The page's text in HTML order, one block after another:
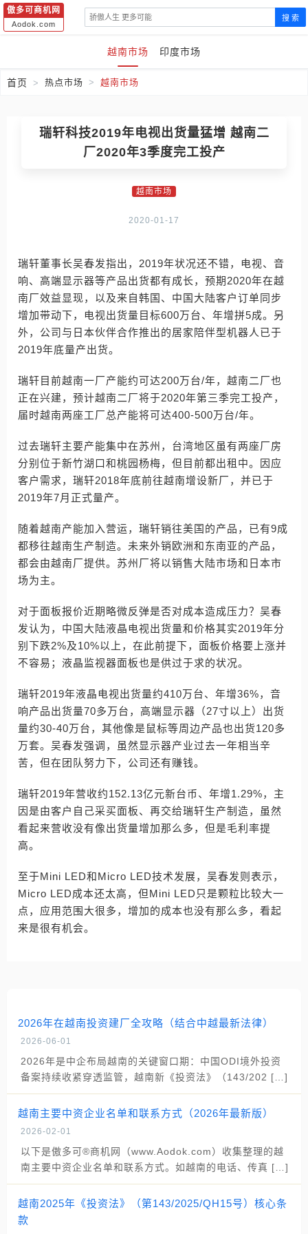
傲多可商机网
Aodok.com
搜 索
越南市场 印度市场
首页 热点市场 越南市场
瑞轩科技2019年电视出货量猛增 越南二
厂2020年3季度完工投产
越南市场
2020-01-17
瑞轩董事长吴春发指出，2019年状况还不错，电视、音
响、高端显示器等产品出货都有成长，预期2020年在越
南厂效益显现，以及来自韩国、中国大陆客户订单同步
增加带动下，电视出货量目标600万台、年增拼5成。另
外，公司与日本伙伴合作推出的居家陪伴型机器人已于
2019年底量产出货。
瑞轩目前越南一厂产能约可达200万台/年，越南二厂也
正在兴建，预计越南二厂将于2020年第三季完工投产，
届时越南两座工厂总产能将可达400-500万台/年。
过去瑞轩主要产能集中在苏州，台湾地区虽有两座厂房
分别位于新竹湖口和桃园杨梅，但目前都出租中。因应
客户需求，瑞轩2018年底前往越南增设新厂，并已于
2019年7月正式量产。
随着越南产能加入营运，瑞轩销往美国的产品，已有9成
都移往越南生产制造。未来外销欧洲和东南亚的产品，
都会由越南厂提供。苏州厂将以销售大陆市场和日本市
场为主。
对于面板报价近期略微反弹是否对成本造成压力？吴春
发认为，中国大陆液晶电视出货量和价格其实2019年分
别下跌2%及10%以上，在此前提下，面板价格要上涨并
不容易；液晶监视器面板也是供过于求的状况。
瑞轩2019年液晶电视出货量约410万台、年增36%，音
响产品出货量70多万台，高端显示器（27寸以上）出货
量约30-40万台，其他像是鼠标等周边产品也出货120多
万套。吴春发强调，虽然显示器产业过去一年相当辛
苦，但在团队努力下，公司还有赚钱。
瑞轩2019年营收约152.13亿元新台币、年增1.29%，主
因是由客户自己采买面板、再交给瑞轩生产制造，虽然
看起来营收没有像出货量增加那么多，但是毛利率提
高。
至于Mini LED和Micro LED技术发展，吴春发则表示，
Micro LED成本还太高，但Mini LED只是颗粒比较大一
点，应用范围大很多，增加的成本也没有那么多，看起
来是很有机会。
2026年在越南投资建厂全攻略（结合中越最新法律）
2026-06-01
2026年是中企布局越南的关键窗口期：中国ODI境外投资
备案持续收紧穿透监管，越南新《投资法》（143/202 […]
越南主要中资企业名单和联系方式（2026年最新版）
2026-02-01
以下是傲多可®商机网（www.Aodok.com）收集整理的越
南主要中资企业名单和联系方式。如越南的电话、传真 […]
越南2025年《投资法》（第143/2025/QH15号）核心条
款